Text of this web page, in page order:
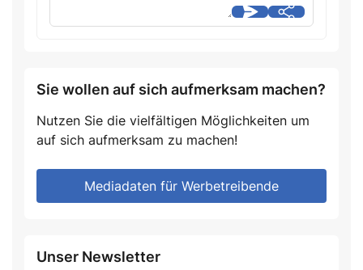
Sie wollen auf sich aufmerksam machen?
Nutzen Sie die vielfältigen Möglichkeiten um
auf sich aufmerksam zu machen!
Mediadaten für Werbetreibende
Unser Newsletter